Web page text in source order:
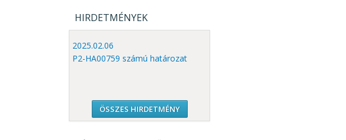
HIRDETMÉNYEK
2025.02.06
P2-HA00759 számú határozat
ÖSSZES HIRDETMÉNY